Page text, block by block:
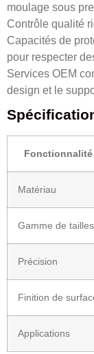
moulage sous
Contrôle qualité
Capacités de
pour respecter
Services OEM
design et le
Fonctionnalité
Matériau
Gamme de tailles
Précision
Finition de
Applications